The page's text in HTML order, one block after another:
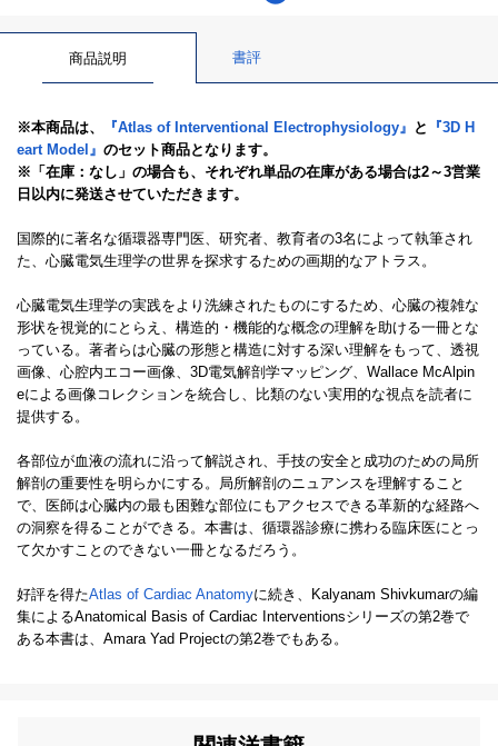
商品説明 書評
※本商品は、 『Atlas of Interventional Electrophysiology』 と
『3D H
eart Model』 のセット商品となります。
※「在庫：なし」の場合も、それぞれ単品の在庫がある場合は2～3営業
日以内に発送させていただきます。
国際的に著名な循環器専門医、研究者、教育者の3名によって執筆され
た、心臓電気生理学の世界を探求するための画期的なアトラス。
心臓電気生理学の実践をより洗練されたものにするため、心臓の複雑な
形状を視覚的にとらえ、構造的・機能的な概念の理解を助ける一冊とな
っている。著者らは心臓の形態と構造に対する深い理解をもって、透視
画像、心腔内エコー画像、3D電気解剖学マッピング、Wallace McAlpin
eによる画像コレクションを統合し、比類のない実用的な視点を読者に
提供する。
各部位が血液の流れに沿って解説され、手技の安全と成功のための局所
解剖の重要性を明らかにする。局所解剖のニュアンスを理解すること
で、医師は心臓内の最も困難な部位にもアクセスできる革新的な経路へ
の洞察を得ることができる。本書は、循環器診療に携わる臨床医にとっ
て欠かすことのできない一冊となるだろう。
好評を得たAtlas of Cardiac Anatomyに続き、Kalyanam Shivkumarの編
集によるAnatomical Basis of Cardiac Interventionsシリーズの第2巻で
ある本書は、Amara Yad Projectの第2巻でもある。